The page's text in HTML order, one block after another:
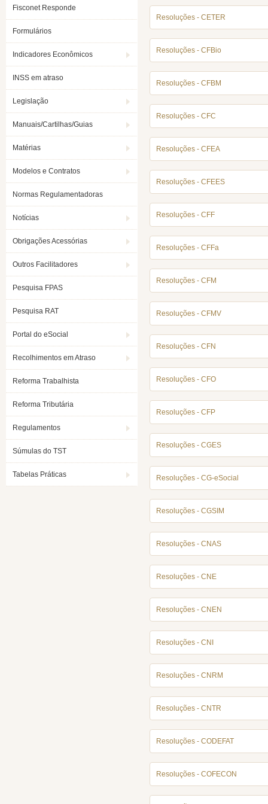
Fisconet Responde
Formulários
Indicadores Econômicos
INSS em atraso
Legislação
Manuais/Cartilhas/Guias
Matérias
Modelos e Contratos
Normas Regulamentadoras
Notícias
Obrigações Acessórias
Outros Facilitadores
Pesquisa FPAS
Pesquisa RAT
Portal do eSocial
Recolhimentos em Atraso
Reforma Trabalhista
Reforma Tributária
Regulamentos
Súmulas do TST
Tabelas Práticas
Resoluções - CETER
Resoluções - CFBio
Resoluções - CFBM
Resoluções - CFC
Resoluções - CFEA
Resoluções - CFEES
Resoluções - CFF
Resoluções - CFFa
Resoluções - CFM
Resoluções - CFMV
Resoluções - CFN
Resoluções - CFO
Resoluções - CFP
Resoluções - CGES
Resoluções - CG-eSocial
Resoluções - CGSIM
Resoluções - CNAS
Resoluções - CNE
Resoluções - CNEN
Resoluções - CNI
Resoluções - CNRM
Resoluções - CNTR
Resoluções - CODEFAT
Resoluções - COFECON